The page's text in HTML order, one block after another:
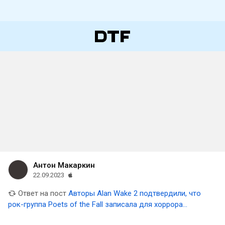
Антон Макаркин
22.09.2023
Ответ на пост Авторы Alan Wake 2 подтвердили, что
рок-группа Poets of the Fall записала для хоррора